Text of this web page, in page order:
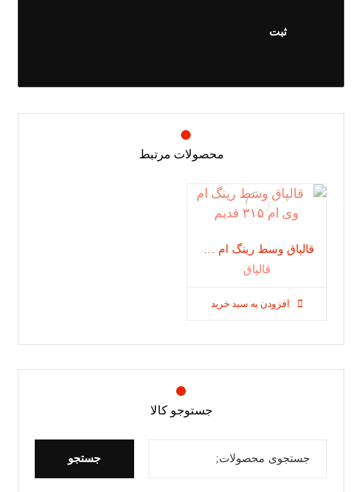
محصولات مرتبط
قالپاق وسط رینگ ام وی ام ۳۱۵ قدیم
قالپاق
افزودن به سبد خرید
جستوجو کالا
جستجو